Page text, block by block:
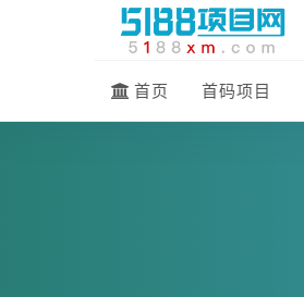
首页 首码项目